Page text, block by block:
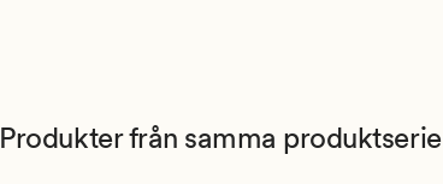
Produkter från samma produktserie